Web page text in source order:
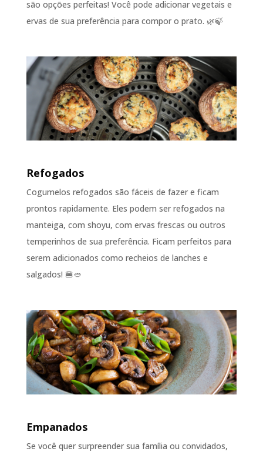
são opções perfeitas! Você pode adicionar vegetais e
ervas de sua preferência para compor o prato. 🌿🍃
Refogados
Cogumelos refogados são fáceis de fazer e ficam
prontos rapidamente. Eles podem ser refogados na
manteiga, com shoyu, com ervas frescas ou outros
temperinhos de sua preferência. Ficam perfeitos para
serem adicionados como recheios de lanches e
salgados! 🍔🥙
Empanados
Se você quer surpreender sua família ou convidados,